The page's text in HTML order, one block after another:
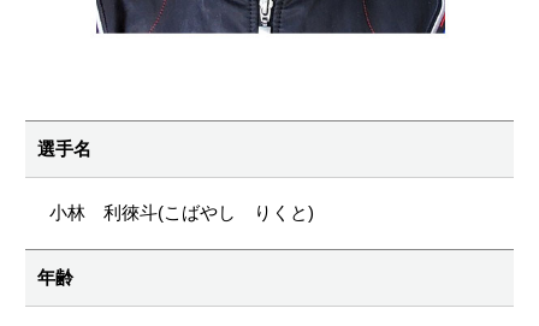
選手名
小林 利徠斗(こばやし りくと)
年齢